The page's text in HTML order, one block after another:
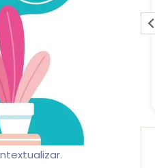
extremamente
com foco total no
do cliente, estou
satisfeito com a
parceria.
Mais informação